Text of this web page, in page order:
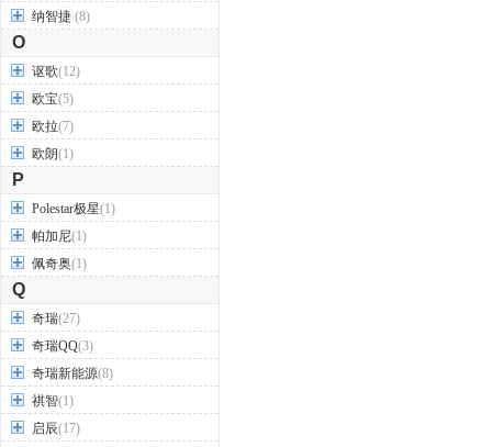
纳智捷 (8)
O
讴歌(12)
欧宝(5)
欧拉(7)
欧朗(1)
P
Polestar极星(1)
帕加尼(1)
佩奇奥(1)
Q
奇瑞(27)
奇瑞QQ(3)
奇瑞新能源(8)
祺智(1)
启辰(17)